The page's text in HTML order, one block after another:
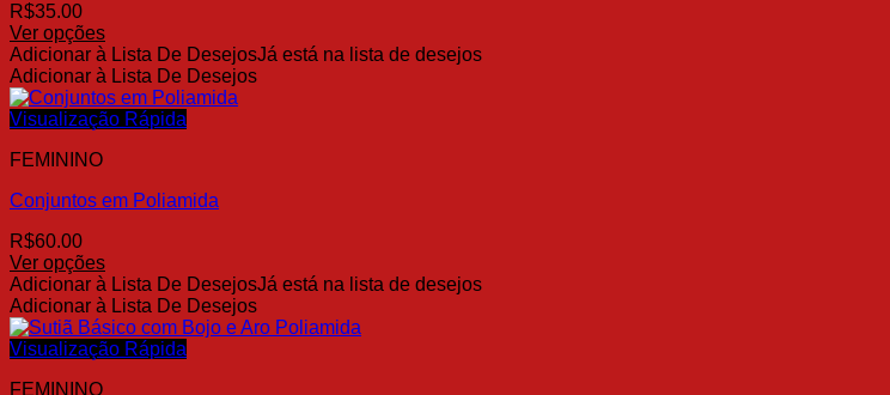
escolhidas
na
página
do
produto
R$35.00
Ver opções
Este
produto
tem
várias
As
podem
escolhidas
na
página
do
produto
Adicionar à Lista De DesejosJá está na lista de desejos
Adicionar à Lista De Desejos
Visualização Rápida
FEMININO
Conjuntos em Poliamida
R$60.00
Ver opções
Este
produto
tem
várias
As
Adicionar à Lista De DesejosJá está na lista de desejos
Adicionar à Lista De Desejos
Visualização Rápida
FEMININO